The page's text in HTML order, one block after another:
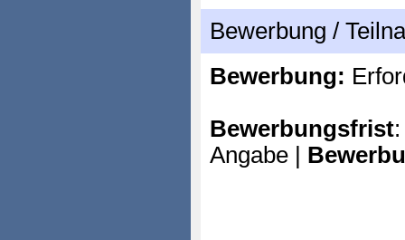
Bewerbung /
Bewerbung:
Bewerbungsfrist
Angabe |